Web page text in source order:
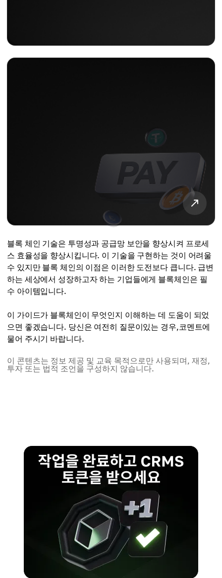
블록 체인 기술은 투명성과 공급망 보안을 향상시켜 프로세
스 효율성을 향상시킵니다. 이 기술을 구현하는 것이 어려울
수 있지만 블록 체인의 이점은 이러한 도전보다 큽니다. 급변
하는 세상에서 성장하고자 하는 기업들에게 블록체인은 필
수 아이템입니다.
이 가이드가 블록체인이 무엇인지 이해하는 데 도움이 되었
으면 좋겠습니다. 당신은 여전히 질문이있는 경우,코멘트에
물어 주시기 바랍니다.
이 콘텐츠는 정보 제공 및 교육 목적으로만 사용되며, 재정,
투자 또는 법적 조언을 구성하지 않습니다.